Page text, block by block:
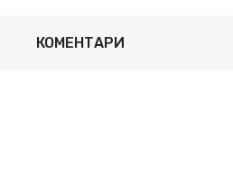
КОМЕНТАРИ